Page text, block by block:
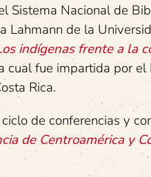
Sistema Nacional de
Lahmann de la
indígenas frente a la
cual fue impartida por el
Rica.
de conferencias y
de Centroamérica y